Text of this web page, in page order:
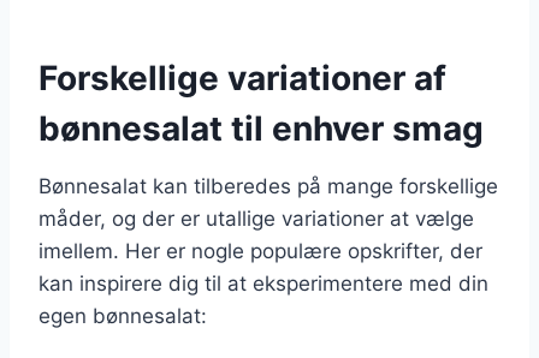
Forskellige variationer af
bønnesalat til enhver smag
Bønnesalat kan tilberedes på mange forskellige
måder, og der er utallige variationer at vælge
imellem. Her er nogle populære opskrifter, der
kan inspirere dig til at eksperimentere med din
egen bønnesalat: